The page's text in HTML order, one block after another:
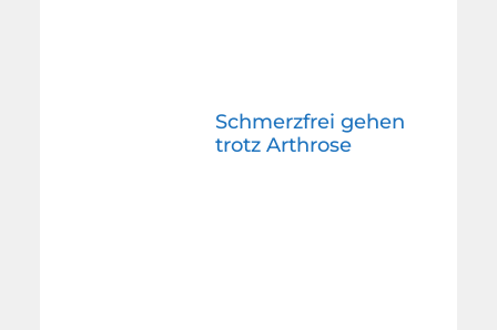
Schmerzfrei gehen
trotz Arthrose